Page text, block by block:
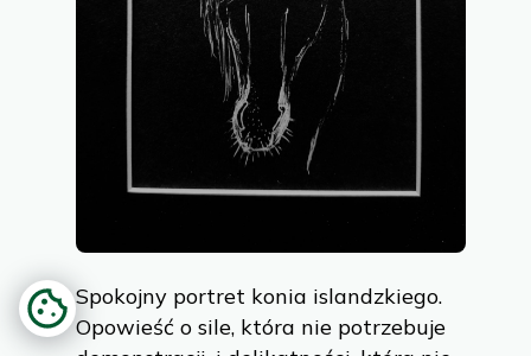
Spokojny portret konia islandzkiego.
Opowieść o sile, która nie potrzebuje